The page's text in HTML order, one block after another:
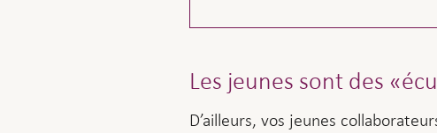
Les jeunes sont des
D’ailleurs, vos jeunes